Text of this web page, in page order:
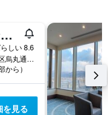
ホテルモントレ京都
しい 8.6
京都府京都市中京区烏丸通三条下ル饅頭屋町604
から）
を見る